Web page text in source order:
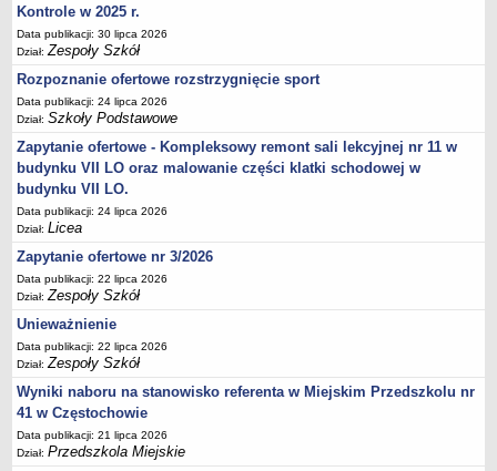
Godziny dyżurów
Ogłoszenia
Zarządzenia
Rejestry, ewidencje, archiwa
Kontrole
PONOWNE WYKORZYSTYWANIE
Sprawozdania
Deklaracja dostępności
DEKLARACJA DOSTĘPNOŚCI
OŚWIADCZENIA MAJĄTKOWE
PONOWNE WYKORZYSTYWANIE
Kontrole w 2025 r.
Data publikacji: 30 lipca 2026
Dział:Zespoły Szkół
Rozpoznanie ofertowe rozstrzygnięcie sport
Data publikacji: 24 lipca 2026
Dział:Szkoły Podstawowe
Zapytanie ofertowe - Kompleksowy remont sali lekcyjnej nr 11 w
budynku VII LO oraz malowanie części klatki schodowej w
budynku VII LO.
Data publikacji: 24 lipca 2026
Dział:Licea
Zapytanie ofertowe nr 3/2026
Data publikacji: 22 lipca 2026
Dział:Zespoły Szkół
Unieważnienie
Data publikacji: 22 lipca 2026
Dział:Zespoły Szkół
Wyniki naboru na stanowisko referenta w Miejskim Przedszkolu nr
41 w Częstochowie
Data publikacji: 21 lipca 2026
Dział:Przedszkola Miejskie